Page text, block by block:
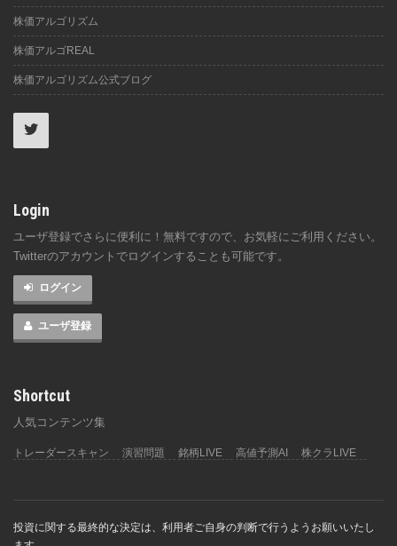
株価アルゴリズム
株価アルゴREAL
株価アルゴリズム公式ブログ
Login
ユーザ登録でさらに便利に！無料ですので、お気軽にご利用ください。
Twitterのアカウントでログインすることも可能です。
ログイン
ユーザ登録
Shortcut
人気コンテンツ集
トレーダースキャン 演習問題 銘柄LIVE 高値予測AI 株クラLIVE
投資に関する最終的な決定は、利用者ご自身の判断で行うようお願いいたし